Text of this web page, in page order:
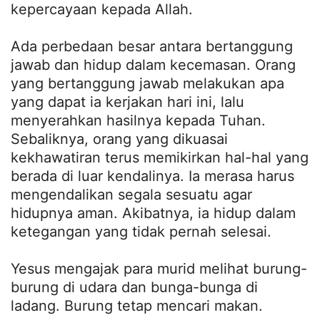
kepercayaan kepada Allah.
Ada perbedaan besar antara bertanggung
jawab dan hidup dalam kecemasan. Orang
yang bertanggung jawab melakukan apa
yang dapat ia kerjakan hari ini, lalu
menyerahkan hasilnya kepada Tuhan.
Sebaliknya, orang yang dikuasai
kekhawatiran terus memikirkan hal-hal yang
berada di luar kendalinya. Ia merasa harus
mengendalikan segala sesuatu agar
hidupnya aman. Akibatnya, ia hidup dalam
ketegangan yang tidak pernah selesai.
Yesus mengajak para murid melihat burung-
burung di udara dan bunga-bunga di
ladang. Burung tetap mencari makan.